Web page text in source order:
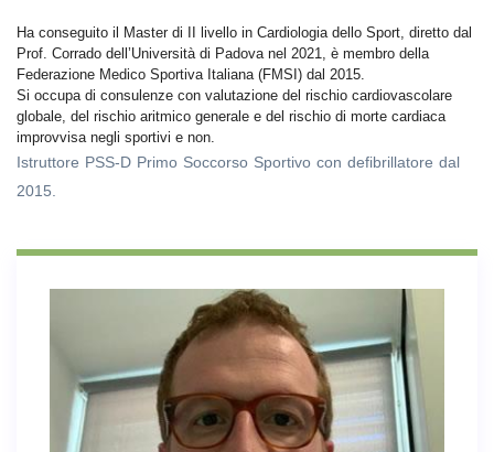
Ha conseguito il Master di II livello in Cardiologia dello Sport, diretto dal
Prof. Corrado dell’Università di Padova nel 2021, è membro della
Federazione Medico Sportiva Italiana (FMSI) dal 2015.
Si occupa di consulenze con valutazione del rischio cardiovascolare
globale, del rischio aritmico generale e del rischio di morte cardiaca
improvvisa negli sportivi e non.
Istruttore PSS-D Primo Soccorso Sportivo con defibrillatore dal
2015.